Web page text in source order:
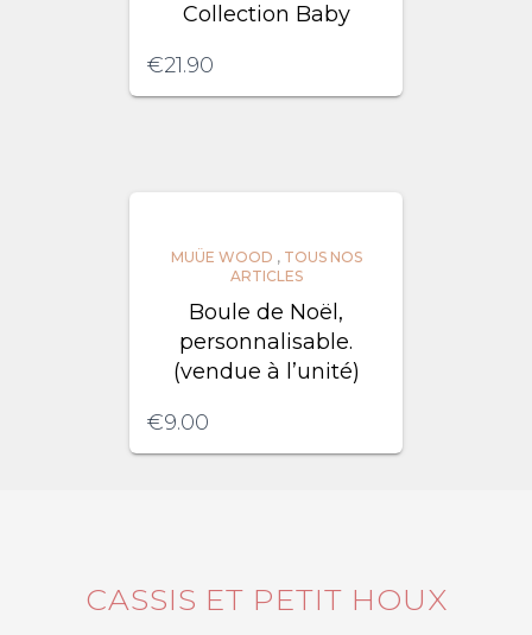
Collection Baby
€21.90
MUÜE WOOD , TOUS NOS
ARTICLES
Boule de Noël,
personnalisable.
(vendue à l’unité)
€9.00
CASSIS ET PETIT HOUX